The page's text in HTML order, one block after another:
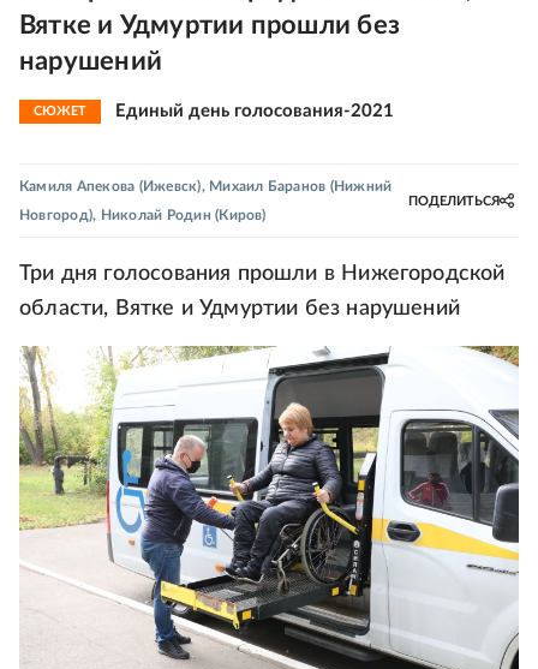
Вятке и Удмуртии прошли без
нарушений
СЮЖЕТ Единый день голосования-2021
Камиля Апекова (Ижевск), Михаил Баранов (Нижний
Новгород), Николай Родин (Киров)
ПОДЕЛИТЬСЯ
Три дня голосования прошли в Нижегородской
области, Вятке и Удмуртии без нарушений